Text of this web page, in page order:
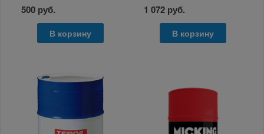
500 руб.
В корзину
1 072 руб.
В корзину